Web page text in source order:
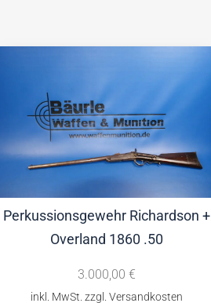
Perkussionsgewehr Richardson +
Overland 1860 .50
3.000,00 €